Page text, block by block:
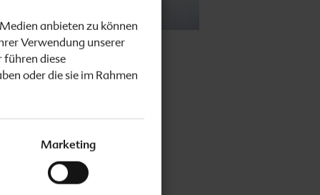
anbieten zu können
Verwendung unserer
führen diese
oder die sie im Rahmen
Marketing
und